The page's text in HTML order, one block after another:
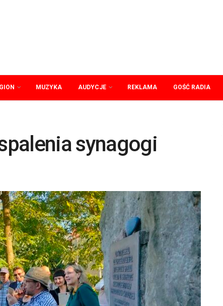
MUZYKA AUDYCJE REKLAMA GOŚĆ RADIA
synagogi